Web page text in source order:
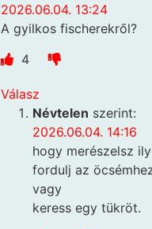
2026.06.04. 13:24
A gyilkos fischerekről?
4
Válasz
Névtelen szerint:
2026.06.04. 14:16
hogy merészelsz
fordulj az
vagy
keress egy tükröt.